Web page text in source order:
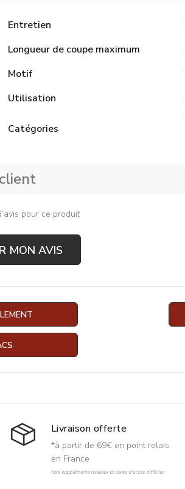
Entretien
Longueur de coupe maximum
Motif
Utilisation
Catégories
pour ce produit
MON AVIS
Livraison offerte
*à partir de 69€ en point relais
en France
hors suppléments rouleaux et zones d'accès difficiles